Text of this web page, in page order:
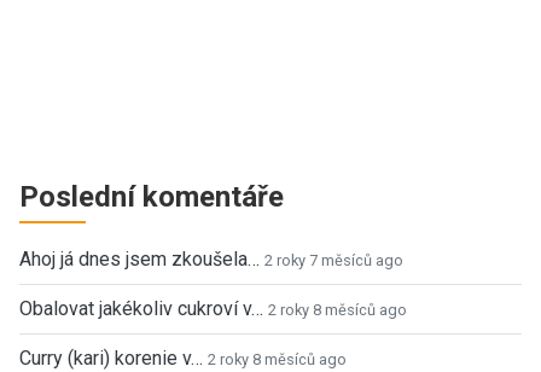
Poslední komentáře
Ahoj já dnes jsem zkoušela… 2 roky 7 měsíců ago
Obalovat jakékoliv cukroví v… 2 roky 8 měsíců ago
Curry (kari) korenie v… 2 roky 8 měsíců ago